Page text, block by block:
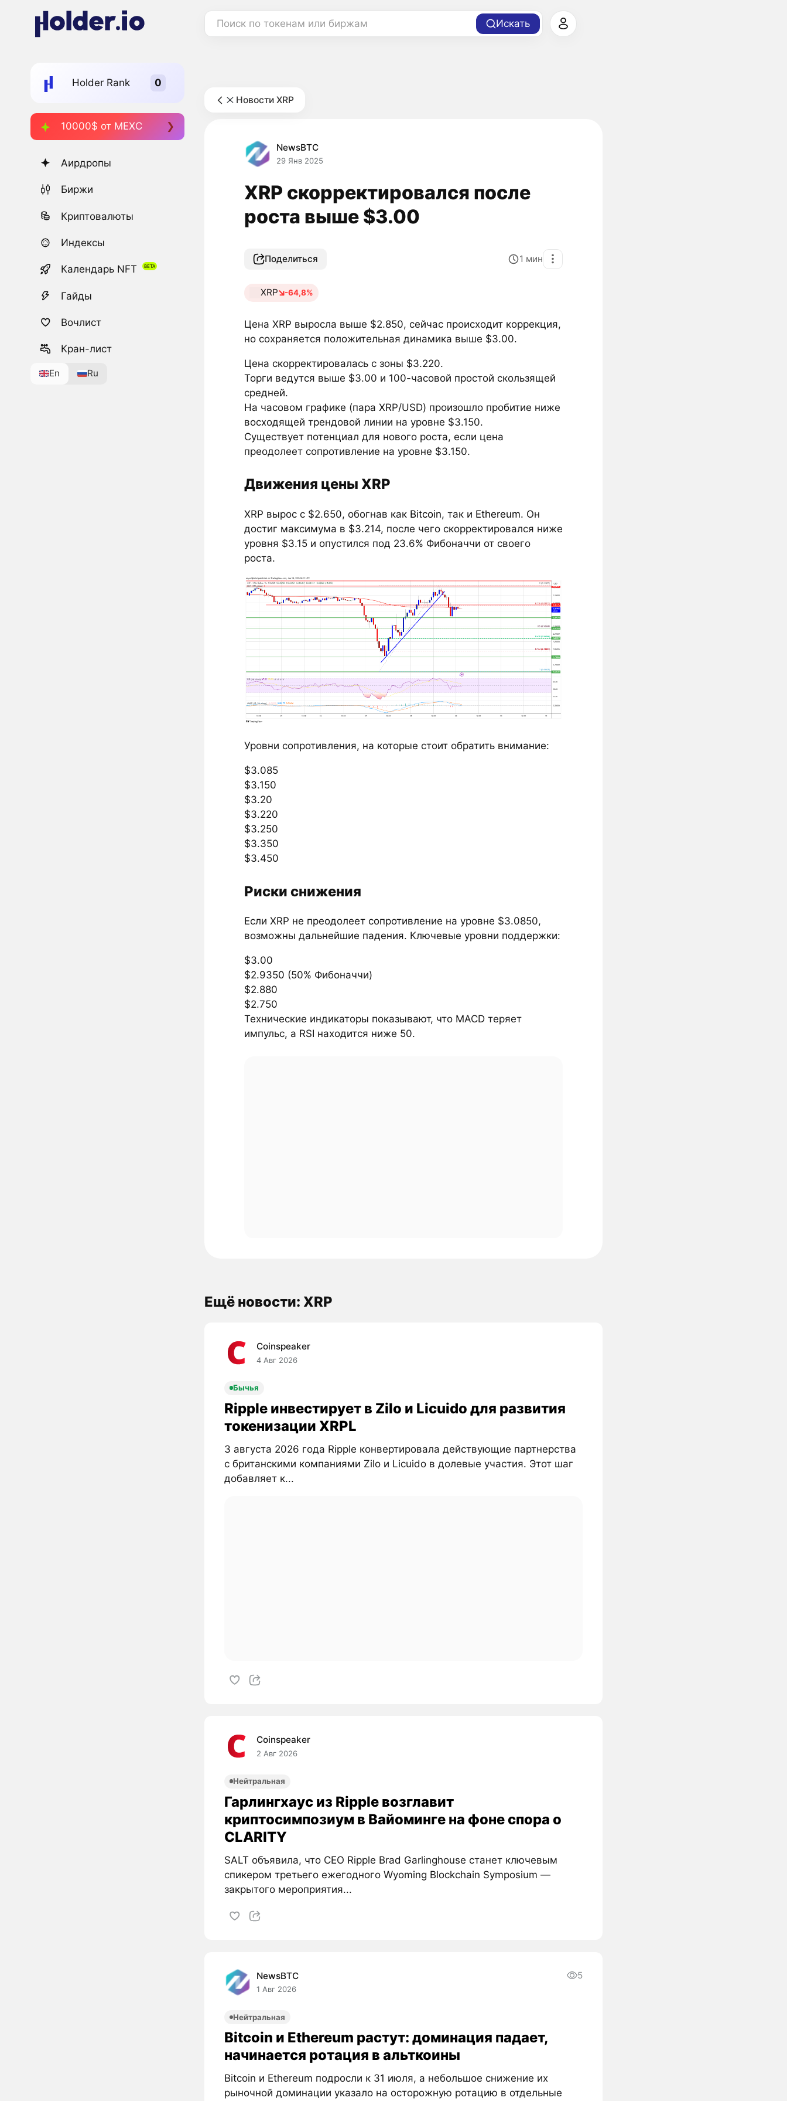
Поиск по токенам или биржам Искать
Holder Rank
10000$ от MEXC
Аирдропы
Биржи
Криптовалюты
Индексы
Календарь NFT
Гайды
Вочлист
Кран-лист
En Ru
Новости XRP
NewsBTC
29 Янв 2025
XRP скорректировался после
роста выше $3.00
Поделиться 1 мин
XRP -64,8%
Цена XRP выросла выше $2.850, сейчас происходит коррекция,
но сохраняется положительная динамика выше $3.00.
Цена скорректировалась с зоны $3.220.
Торги ведутся выше $3.00 и 100-часовой простой скользящей
средней.
На часовом графике (пара XRP/USD) произошло пробитие ниже
восходящей трендовой линии на уровне $3.150.
Существует потенциал для нового роста, если цена
преодолеет сопротивление на уровне $3.150.
Движения цены XRP
XRP вырос с $2.650, обогнав как Bitcoin, так и Ethereum. Он
достиг максимума в $3.214, после чего скорректировался ниже
уровня $3.15 и опустился под 23.6% Фибоначчи от своего
роста.
Уровни сопротивления, на которые стоит обратить внимание:
$3.085
$3.150
$3.20
$3.220
$3.250
$3.350
$3.450
Риски снижения
Если XRP не преодолеет сопротивление на уровне $3.0850,
возможны дальнейшие падения. Ключевые уровни поддержки:
$3.00
$2.9350 (50% Фибоначчи)
$2.880
$2.750
Технические индикаторы показывают, что MACD теряет
импульс, а RSI находится ниже 50.
Ещё новости: XRP
Coinspeaker
4 Авг 2026
Бычья
Ripple инвестирует в Zilo и Licuido для развития
токенизации XRPL
3 августа 2026 года Ripple конвертировала действующие партнерства
с британскими компаниями Zilo и Licuido в долевые участия. Этот шаг
добавляет к...
Coinspeaker
2 Авг 2026
Нейтральная
Гарлингхаус из Ripple возглавит
криптосимпозиум в Вайоминге на фоне спора о
CLARITY
SALT объявила, что CEO Ripple Brad Garlinghouse станет ключевым
спикером третьего ежегодного Wyoming Blockchain Symposium —
закрытого мероприятия...
NewsBTC
1 Авг 2026
5
Нейтральная
Bitcoin и Ethereum растут: доминация падает,
начинается ротация в альткоины
Bitcoin и Ethereum подросли к 31 июля, а небольшое снижение их
рыночной доминации указало на осторожную ротацию в отдельные